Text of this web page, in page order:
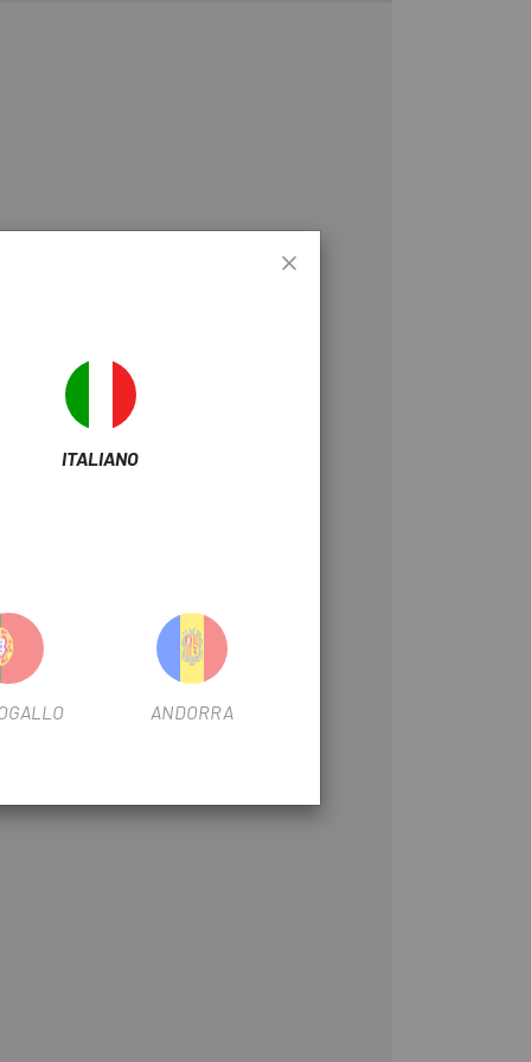
ITALIANO
ANDORRA